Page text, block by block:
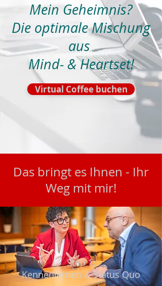
Mein Geheimnis?
Die optimale Mischung
aus
Mind- & Heartset!
Virtual Coffee buchen
Das bringt es Ihnen - Ihr
Weg mit mir!
Step 1:
Kennenlernen & Status Quo